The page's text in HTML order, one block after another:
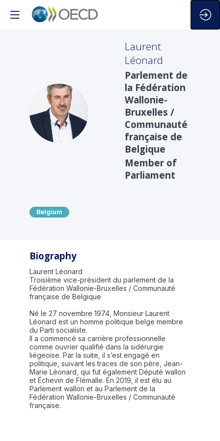
LL
Laurent
Léonard
Parlement de
la Fédération
Wallonie-
Bruxelles /
Communauté
française de
Belgique
Member of
Parliament
Belgium
Biography
Laurent Léonard
Troisième vice-président du parlement de la
Fédération Wallonie-Bruxelles / Communauté
française de Belgique
Né le 27 novembre 1974, Monsieur Laurent
Léonard est un homme politique belge membre
du Parti socialiste.
Il a commencé sa carrière professionnelle
comme ouvrier qualifié dans la sidérurgie
liégeoise. Par la suite, il s’est engagé en
politique, suivant les traces de son père, Jean-
Marie Léonard, qui fut également Député wallon
et Échevin de Flémalle. En 2019, il est élu au
Parlement wallon et au Parlement de la
Fédération Wallonie-Bruxelles / Communauté
française.